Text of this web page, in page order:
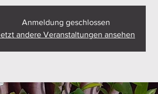
Anmeldung geschlossen
andere Veranstaltungen ansehen